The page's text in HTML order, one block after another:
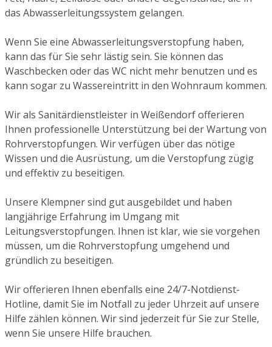
das Abwasserleitungssystem gelangen.
Wenn Sie eine Abwasserleitungsverstopfung haben,
kann das für Sie sehr lästig sein. Sie können das
Waschbecken oder das WC nicht mehr benutzen und es
kann sogar zu Wassereintritt in den Wohnraum kommen.
Wir als Sanitärdienstleister in Weißendorf offerieren
Ihnen professionelle Unterstützung bei der Wartung von
Rohrverstopfungen. Wir verfügen über das nötige
Wissen und die Ausrüstung, um die Verstopfung zügig
und effektiv zu beseitigen.
Unsere Klempner sind gut ausgebildet und haben
langjährige Erfahrung im Umgang mit
Leitungsverstopfungen. Ihnen ist klar, wie sie vorgehen
müssen, um die Rohrverstopfung umgehend und
gründlich zu beseitigen.
Wir offerieren Ihnen ebenfalls eine 24/7-Notdienst-
Hotline, damit Sie im Notfall zu jeder Uhrzeit auf unsere
Hilfe zählen können. Wir sind jederzeit für Sie zur Stelle,
wenn Sie unsere Hilfe brauchen.